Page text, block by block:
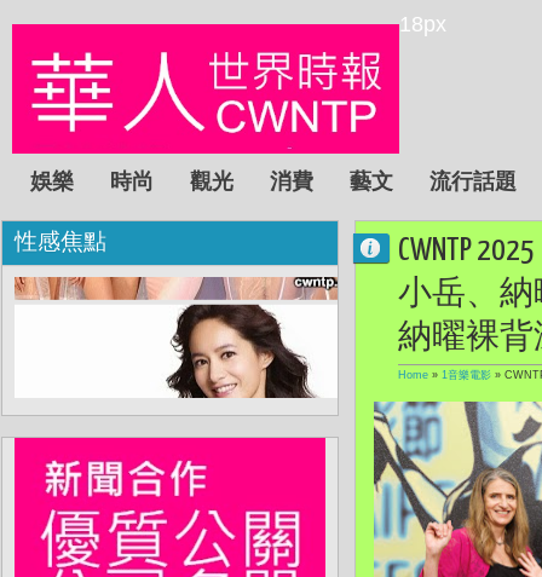
18px
娛樂 時尚 觀光 消費 藝文 流行話題
CWNTP
小岳、納
納曜裸背
Home » 1音樂電影 »
性感焦點